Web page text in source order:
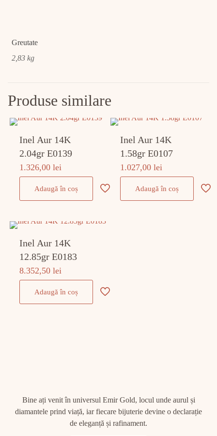
Greutate
2,83 kg
Produse similare
Inel Aur 14K
2.04gr E0139
1.326,00lei
Adaugă în coș
Inel Aur 14K
1.58gr E0107
1.027,00lei
Adaugă în coș
Inel Aur 14K
12.85gr E0183
8.352,50lei
Adaugă în coș
Bine ați venit în universul Emir Gold, locul unde aurul și
diamantele prind viață, iar fiecare bijuterie devine o declarație
de eleganță și rafinament.